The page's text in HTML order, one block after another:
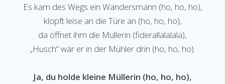
Es kam des Wegs ein Wandersmann (ho, ho, ho),
klopft leise an die Türe an (ho, ho, ho),
da öffnet ihm die Müllerin (fiderallalalala),
„Husch“ war er in der Mühler drin (ho, ho, ho).
Ja, du holde kleine Müllerin (ho, ho, ho),